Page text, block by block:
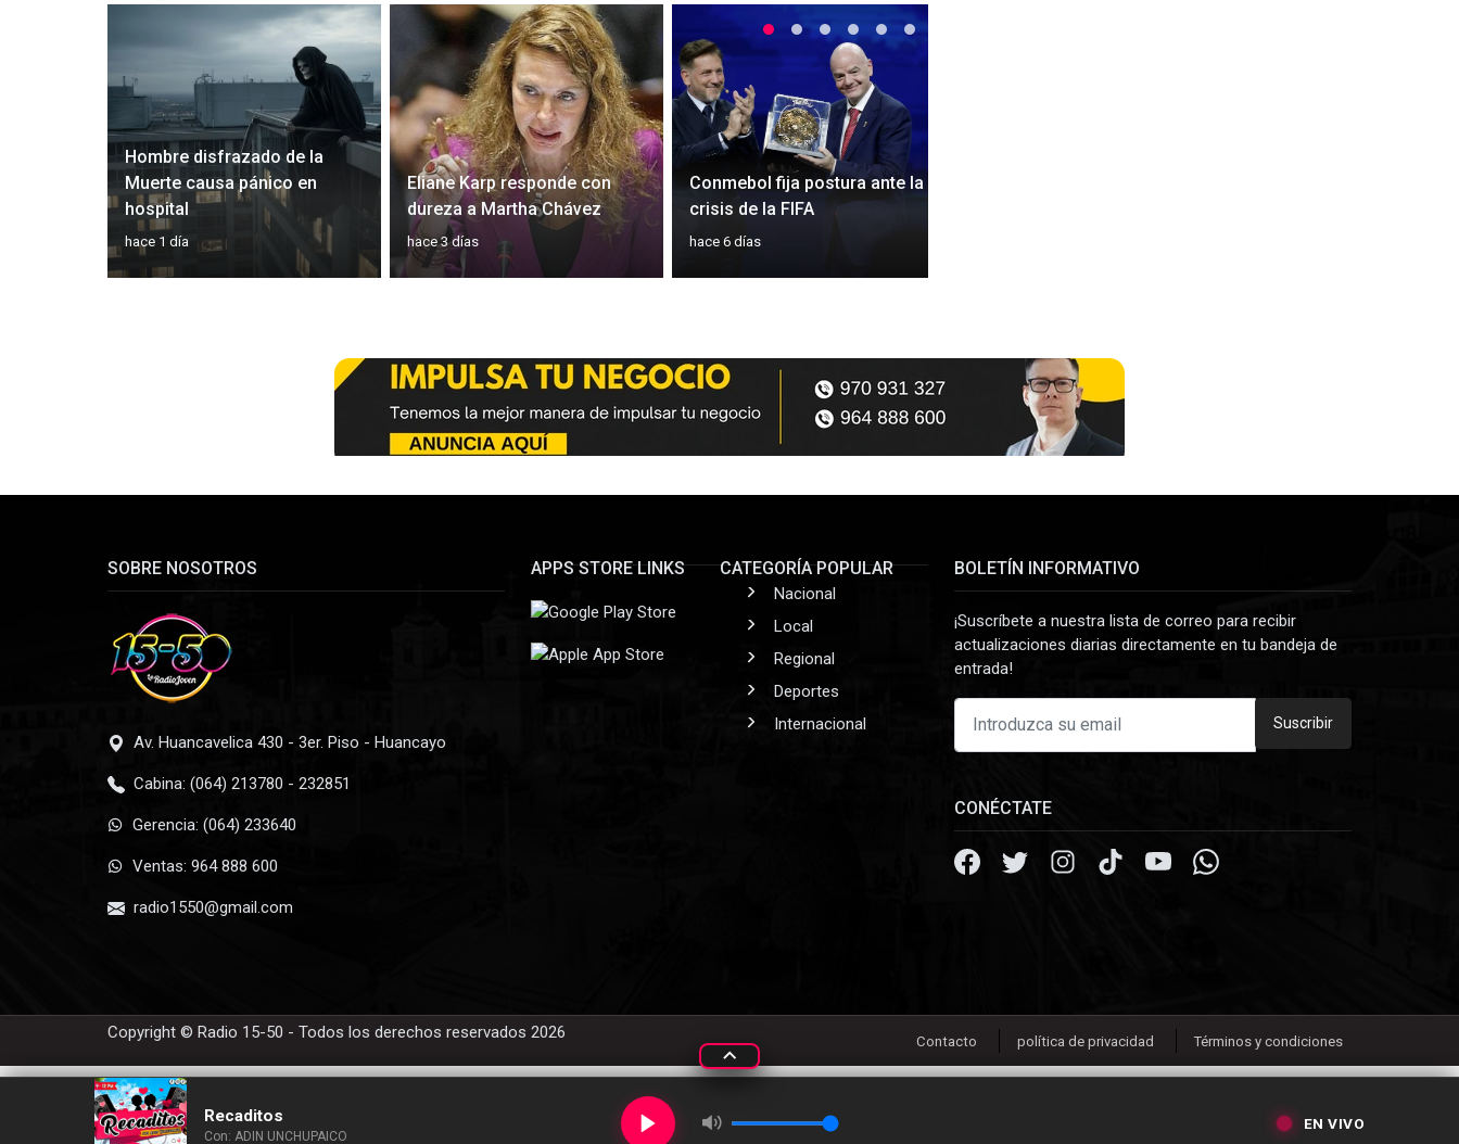
Recaditos
Con: ADIN UNCHUPAICO
EN VIVO
Hombre disfrazado de la
Muerte causa pánico en
hospital
hace 1 día
Eliane Karp responde con
dureza a Martha Chávez
hace 3 días
Conmebol fija postura ante la
crisis de la FIFA
hace 6 días
SOBRE NOSOTROS
Av. Huancavelica 430 - 3er. Piso - Huancayo
Cabina: (064) 213780 - 232851
Gerencia: (064) 233640
Ventas: 964 888 600
radio1550@gmail.com
APPS STORE LINKS CATEGORÍA POPULAR
Nacional
Local
Regional
Deportes
Internacional
BOLETÍN INFORMATIVO
¡Suscríbete a nuestra lista de correo para recibir
actualizaciones diarias directamente en tu bandeja de
entrada!
Suscribir
CONÉCTATE
Copyright © Radio 15-50 - Todos los derechos reservados 2026 Contacto política de privacidad Términos y condiciones